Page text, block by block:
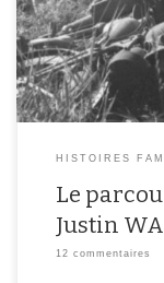
[…]
HISTOIRES
Le
Justin
12 commentaires